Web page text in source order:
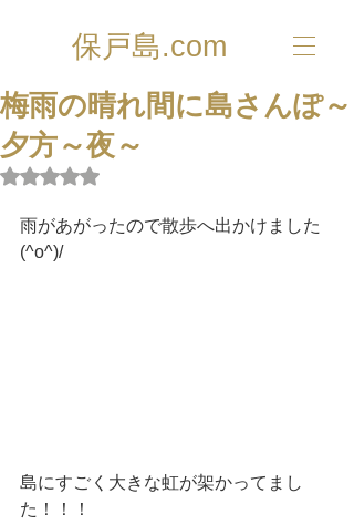
保戸島.com
梅雨の晴れ間に島さんぽ～
夕方～夜～
5つ星のうちNaNと評価されています。
雨があがったので散歩へ出かけました
(^o^)/
島にすごく大きな虹が架かってまし
た！！！